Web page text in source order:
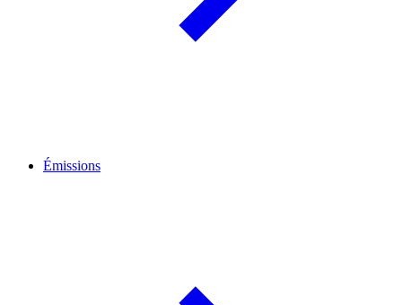
Émissions